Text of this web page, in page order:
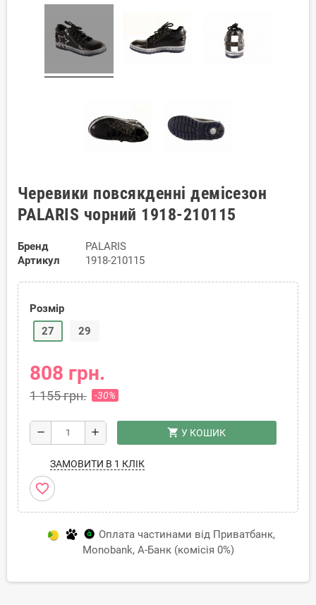
Черевики повсякденні демісезон
PALARIS чорний 1918-210115
Бренд
PALARIS
Артикул
1918-210115
Розмір
27
29
808 грн.
1 155 грн. -30%
remove add shopping_cart У КОШИК
ЗАМОВИТИ В 1 КЛІК
favorite_border
Оплата частинами від Приватбанк,
Monobank, А-Банк (комісія 0%)